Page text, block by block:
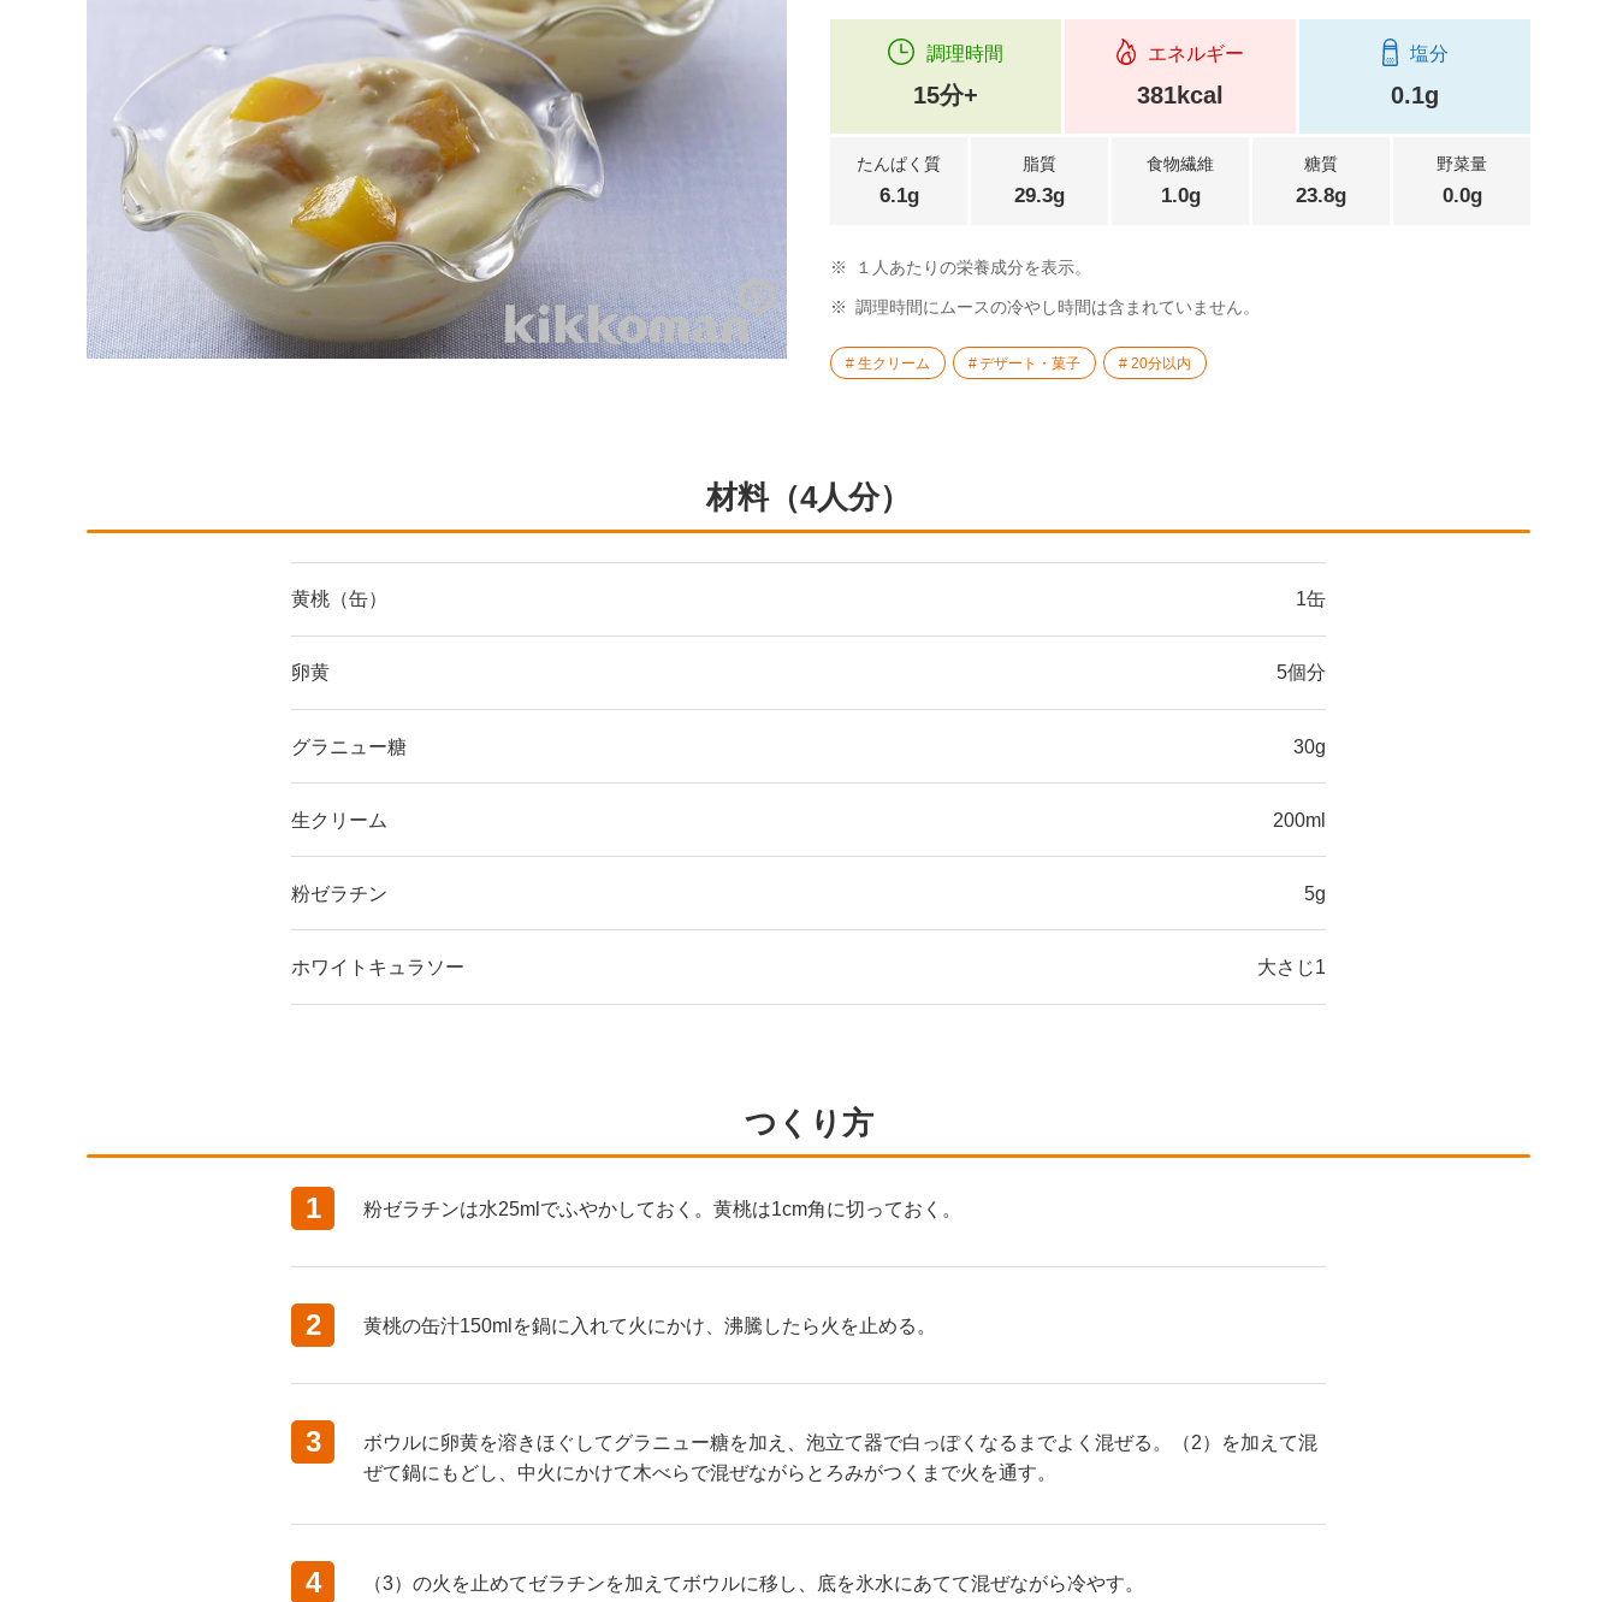
調理時間
15分+
エネルギー
381kcal
塩分
0.1g
たんぱく質
6.1g
脂質
29.3g
食物繊維
1.0g
糖質
23.8g
野菜量
0.0g
※ １人あたりの栄養成分を表示。
※ 調理時間にムースの冷やし時間は含まれていません。
生クリーム デザート・菓子 20分以内
材料（4人分）
黄桃（缶） 1缶
卵黄 5個分
グラニュー糖 30g
生クリーム 200ml
粉ゼラチン 5g
ホワイトキュラソー 大さじ1
つくり方
1 粉ゼラチンは水25mlでふやかしておく。黄桃は1cm角に切っておく。
2 黄桃の缶汁150mlを鍋に入れて火にかけ、沸騰したら火を止める。
3
ボウルに卵黄を溶きほぐしてグラニュー糖を加え、泡立て器で白っぽくなるまでよく混ぜる。（2）を加えて混
ぜて鍋にもどし、中火にかけて木べらで混ぜながらとろみがつくまで火を通す。
4 （3）の火を止めてゼラチンを加えてボウルに移し、底を氷水にあてて混ぜながら冷やす。